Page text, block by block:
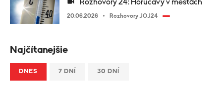
Rozhovory 24: Horúčavy v mestách
20.06.2026 Rozhovory JOJ24
Najčítanejšie
DNES 7 DNÍ 30 DNÍ